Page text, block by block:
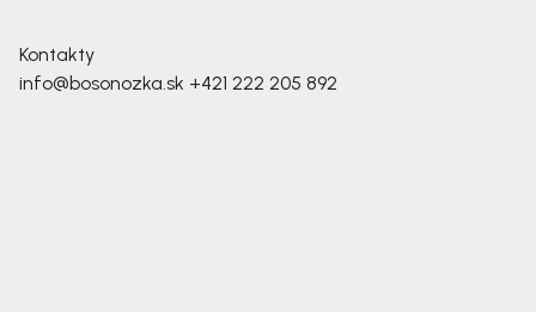
Kontakty
info@bosonozka.sk +421 222 205 892